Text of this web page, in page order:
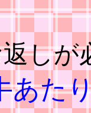
しが
あた